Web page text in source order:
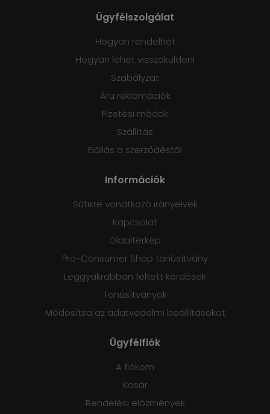
Ügyfélszolgálat
Hogyan rendelhet
Hogyan lehet visszaküldeni
Szabályzat
Áru reklamációk
Fizetési módok
Szállítás
Elállás a szerződéstől
Információk
Sütikre vonatkozó irányelvek
Kapcsolat
Oldaltérkép
Pro-Consumer Shop tanúsítvány
Leggyakrabban feltett kérdések
Tanúsítványok
Módosítsa az adatvédelmi beállításokat
Ügyfélfiók
A fiókom
Kosár
Rendelési előzmények